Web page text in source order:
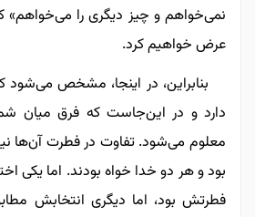
نمی‌خواهم و چیز دیگری را می‌خواهم»
عرض خواهیم کرد.
بنابراین، در اینجا، مشخص می‌شود
دارد و در این‌جاست که فرق میان
معلوم می‌شود. تفاوت در فطرت آن‌ها
بود و هر دو خدا خواه بودند. اما یکی
فطرتش بود، اما دیگری انتخابش